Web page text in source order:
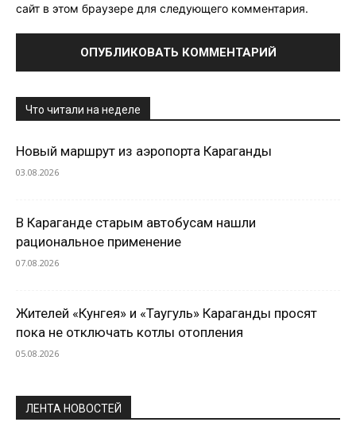
сайт в этом браузере для следующего комментария.
Что читали на неделе
Новый маршрут из аэропорта Караганды
03.08.2026
В Караганде старым автобусам нашли
рациональное применение
07.08.2026
Жителей «Кунгея» и «Таугуль» Караганды просят
пока не отключать котлы отопления
05.08.2026
ЛЕНТА НОВОСТЕЙ